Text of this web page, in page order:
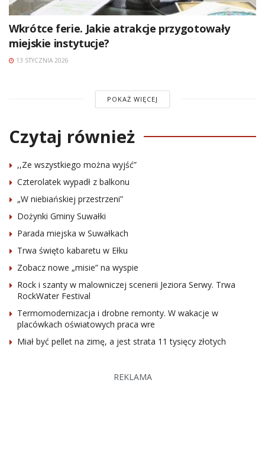
Wkrótce ferie. Jakie atrakcje przygotowały
miejskie instytucje?
13 STYCZNIA 2026
POKAŻ WIĘCEJ
Czytaj również
,,Ze wszystkiego można wyjść”
Czterolatek wypadł z balkonu
„W niebiańskiej przestrzeni”
Dożynki Gminy Suwałki
Parada miejska w Suwałkach
Trwa święto kabaretu w Ełku
Zobacz nowe „misie” na wyspie
Rock i szanty w malowniczej scenerii Jeziora Serwy. Trwa
RockWater Festival
Termomodernizacja i drobne remonty. W wakacje w
placówkach oświatowych praca wre
Miał być pellet na zimę, a jest strata 11 tysięcy złotych
REKLAMA